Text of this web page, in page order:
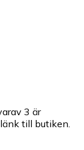
3 är
till butiken.